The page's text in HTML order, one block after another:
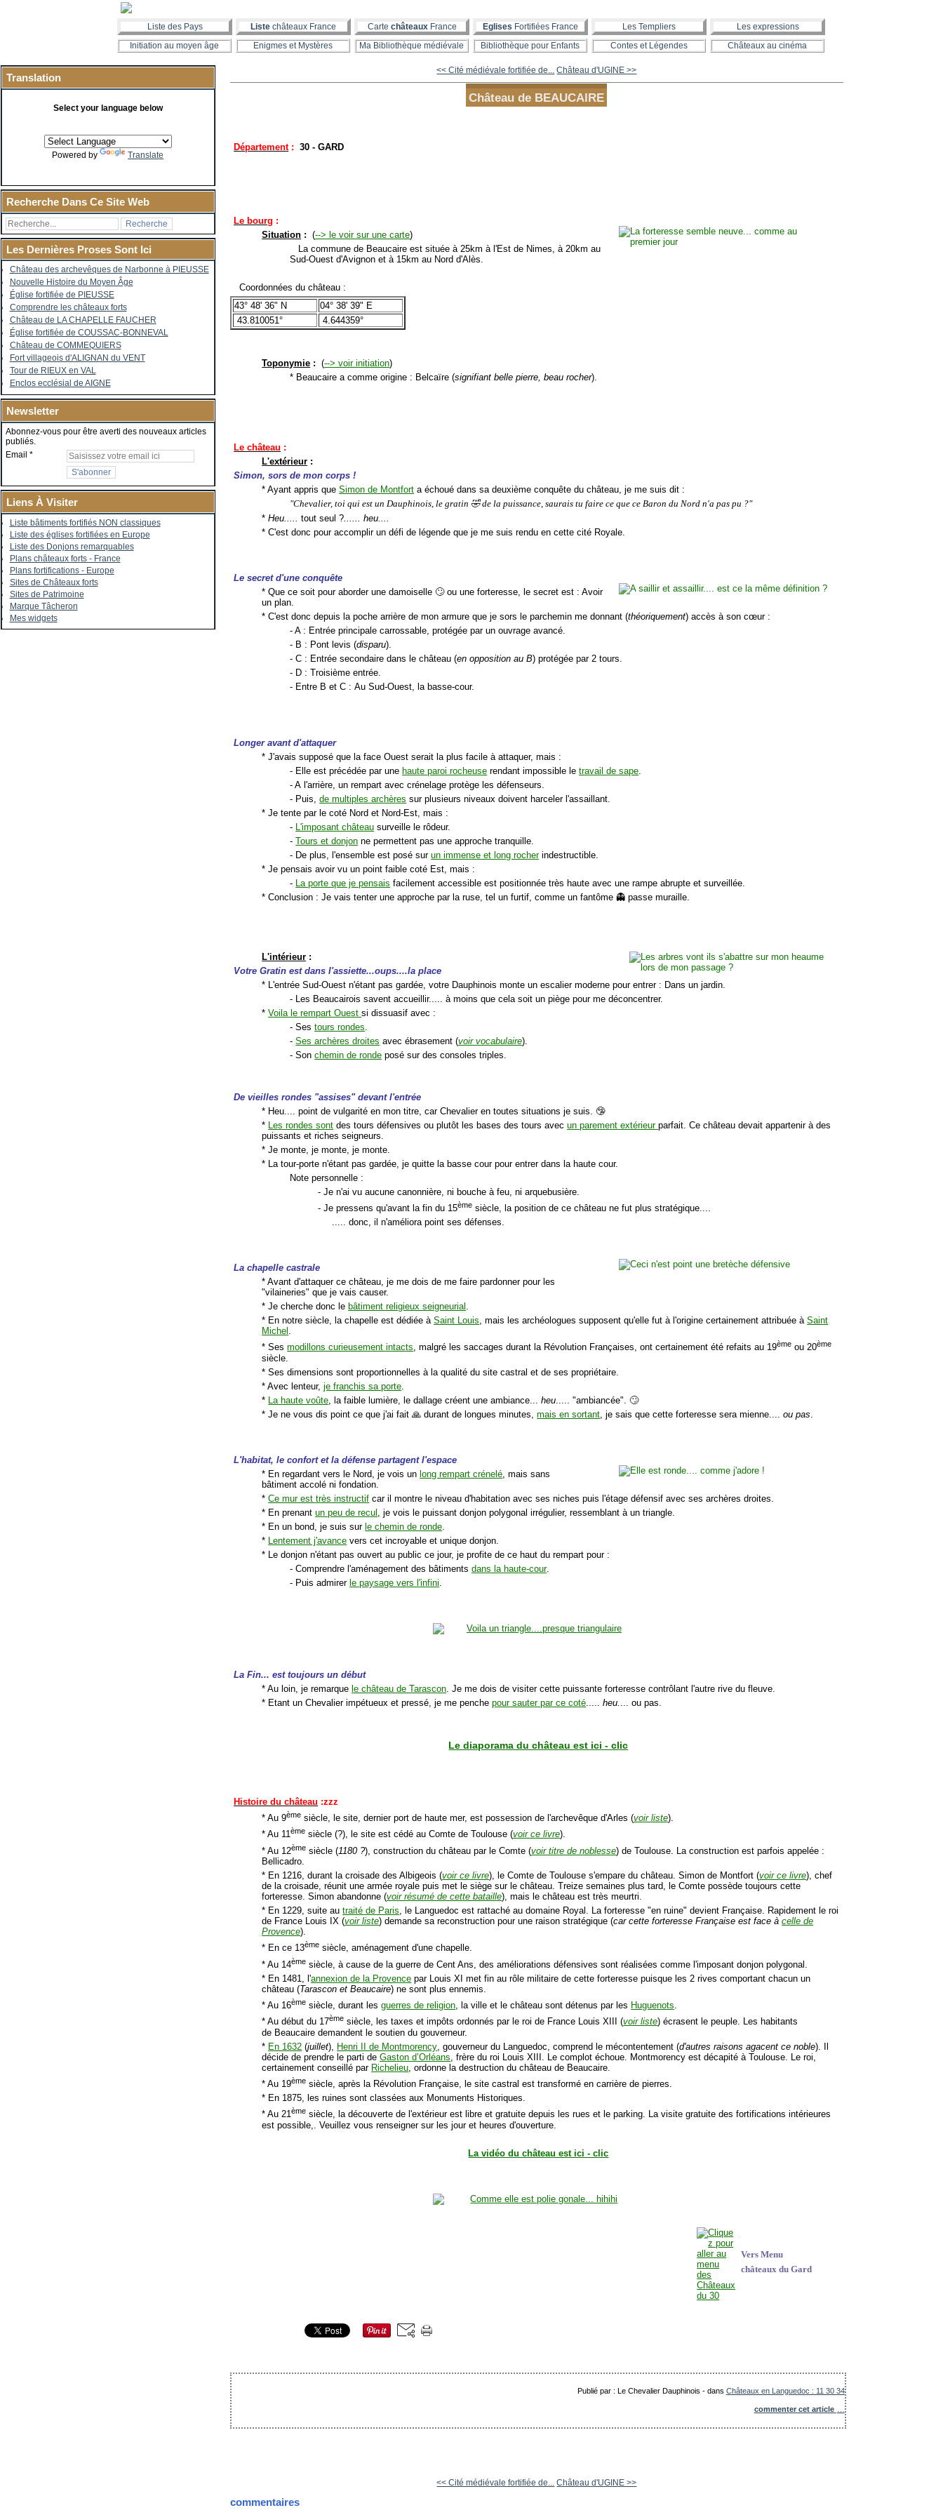
Liste des Pays Liste châteaux France Carte châteauxFrance Eglises Fortifiées France Les Templiers
Les expressions
Initiation au moyen âge
Enigmes et Mystères Ma Bibliothèque médiévale Bibliothèque pour Enfants Contes et Légendes Châteaux au cinéma
Translation
Select your language below
Powered by Translate
Recherche Dans Ce Site Web
Les Dernières Proses Sont Ici
Château des archevêques de Narbonne à PIEUSSE
Nouvelle Histoire du Moyen Âge
Église fortifiée de PIEUSSE
Comprendre les châteaux forts
Château de LA CHAPELLE FAUCHER
Église fortifiée de COUSSAC-BONNEVAL
Château de COMMEQUIERS
Fort villageois d'ALIGNAN du VENT
Tour de RIEUX en VAL
Enclos ecclésial de AIGNE
Newsletter
Abonnez-vous pour être averti des nouveaux articles
publiés.
Email
Liens À Visiter
Liste bâtiments fortifiés NON classiques
Liste des églises fortifiées en Europe
Liste des Donjons remarquables
Plans châteaux forts - France
Plans fortifications - Europe
Sites de Châteaux forts
Sites de Patrimoine
Marque Tâcheron
Mes widgets
<< Cité médiévale fortifiée de... Château d'UGINE >>
Château de BEAUCAIRE
Département : 30 - GARD
Le bourg :
Situation :(--> le voir sur une carte)
La commune de Beaucaire est située à 25km à l'Est de Nimes, à 20km au
Sud-Ouest d'Avignon et à 15km au Nord d'Alès.
Coordonnées du château :
43° 48' 36" N
04° 38' 39" E
43.810051°
4.644359°
Toponymie :(--> voir initiation)
* Beaucaire a comme origine : Belcaïre (signifiant belle pierre, beau rocher).
Le château :
L'extérieur :
Simon, sors de mon corps !
* Ayant appris queSimon de Montfort a échoué dans sa deuxième conquête du château, je me suis dit :
"Chevalier, toi qui est un Dauphinois, le gratin 🤣 de la puissance, saurais tu faire ce que ce Baron du Nord n'a pas pu ?"
*Heu..... tout seul ? ...... heu....
* C'est donc pour accomplir un défi de légende que je me suis rendu en cette cité Royale.
Le secret d'une conquête
* Que ce soit pour aborder une damoiselle 🙄 ou une forteresse, le secret est : Avoir
un plan.
* C'est donc depuis la poche arrière de mon armure que je sors le parchemin me donnant (théoriquement) accès à son cœur :
- A : Entrée principale carrossable, protégée par un ouvrage avancé.
- B : Pont levis (disparu).
- C : Entrée secondaire dans le château (en opposition au B) protégée par 2 tours.
- D : Troisième entrée.
- Entre B et C : Au Sud-Ouest, la basse-cour.
Longer avant d'attaquer
* J'avais supposé que la face Ouest serait la plus facile à attaquer, mais :
- Elle est précédée par une haute paroi rocheuse rendant impossible letravail de sape
- A l'arrière, un rempart avec crénelage protège les défenseurs.
- Puis,de multiples archères sur plusieurs niveaux doivent harceler l'assaillant.
* Je tente par le coté Nord et Nord-Est, mais :
-
L'imposant château surveille le rôdeur.
-Tours et donjon ne permettent pas une approche tranquille.
- De plus, l'ensemble est posé surun immense et long rocherindestructible.
* Je pensais avoir vu un point faible coté Est, mais :
-
La porte que je pensais facilement accessible est positionnée très haute avec une rampe abrupte et surveillée.
* Conclusion : Je vais tenter une approche par la ruse, tel un furtif, comme un fantôme 👻 passe muraille.
L'intérieur :
Votre Gratin est dans l'assiette...oups....la place
* L'entrée Sud-Ouest n'étant pas gardée, votre Dauphinois monte un escalier moderne pour entrer : Dans un jardin.
- Les Beaucairois savent accueillir..... à moins que cela soit un piège pour me déconcentrer.
*Voila le rempart Ouestsi dissuasif avec :
- Sestours rondes
-Ses archères droites avec ébrasement (voir vocabulaire).
- Sonchemin de ronde posé sur des consoles triples.
De vieilles rondes "assises" devant l'entrée
* Heu.... point de vulgarité en mon titre, car Chevalier en toutes situations je suis. 🤥
*
Les rondes sont des tours défensives ou plutôt les bases des tours avecun parement extérieurparfait. Ce château devait appartenir à des
puissants et riches seigneurs.
* Je monte, je monte, je monte.
* La tour-porte n'étant pas gardée, je quitte la basse cour pour entrer dans la haute cour.
Note personnelle :
- Je n'ai vu aucune canonnière, ni bouche à feu, ni arquebusière.
- Je pressens qu'avant la fin du 15ème siècle, la position de ce château ne fut plus stratégique....
..... donc, il n'améliora point ses défenses.
La chapelle castrale
* Avant d'attaquer ce château, je me dois de me faire pardonner pour les
"vilaineries" que je vais causer.
* Je cherche donc le bâtiment religieux seigneurial .
* En notre siècle, la chapelle est dédiée àSaint Louis, mais les archéologues supposent qu'elle fut à l'origine certainement attribuée àSaint
Michel .
* Sesmodillons curieusement intacts, malgré les saccages durant la Révolution Françaises, ont certainement été refaits au 19ème ou 20ème
siècle.
* Ses dimensions sont proportionnelles à la qualité du site castral et de ses propriétaire.
* Avec lenteur,je franchis sa porte
*
La haute voûte , la faible lumière, le dallage créent une ambiance...heu ..... "ambiancée". 🙄
* Je ne vous dis point ce que j'ai fait 🙏 durant de longues minutes,mais en sortant , je sais que cette forteresse sera mienne....ou pas
L'habitat, leconfortet la défense partagent l'espace
* En regardant vers le Nord, je vois un long rempart crénelé , mais sans
bâtiment accolé ni fondation.
*Ce mur est très instructif car il montre le niveau d'habitation avec ses niches puis l'étage défensif avec ses archères droites.
* En prenantun peu de recul
, je vois le puissant donjon polygonal irrégulier, ressemblant à un triangle.
* En un bond, je suis sur le chemin de ronde
*
Lentement j'avance vers cet incroyable et unique donjon.
* Le donjon n'étant pas ouvert au public ce jour, je profite de ce haut du rempart pour :
- Comprendre l'aménagement des bâtimentsdans la haute-cour.
- Puis admirer le paysage vers l'infini
La Fin... est toujours un début
* Au loin, je remarque le château de Tarascon . Je me dois de visiter cette puissante forteresse contrôlant l'autre rive du fleuve.
* Etant un Chevalier impétueux et pressé, je me penchepour sauter par ce coté heu. ... ou pas.
Le diaporama du château est ici - clic
Histoire du château :zzz
* Au 9ème siècle, le site, dernier port de haute mer, est possession de l'archevêque d'Arles (voir liste).
* Au 11ème siècle (?), le site est cédé au Comte de Toulouse (voir ce livre).
* Au 12ème siècle (1180 ?), construction du château par le Comte (voir titre de noblesse) de Toulouse. La construction est parfois appelée :
Bellicadro.
* En 1216, durant la croisade des Albigeois (voir ce livre), le Comte de Toulouse s'empare du château. Simon de Montfort (voir ce livre), chef
de la croisade, réunit une armée royale puis met le siège sur le château. Treize semaines plus tard, le Comte possède toujours cette
forteresse. Simon abandonne (voir résumé de cette bataille), mais le château est très meurtri.
* En 1229, suite autraité de Paris, le Languedoc est rattaché au domaine Royal. La forteresse "en ruine" devient Française. Rapidement le roi
de France Louis IX (voir liste) demande sa reconstruction pour une raison stratégique (car cette forteresse Française est face àcelle de
Provence).
* En ce 13ème siècle, aménagement d'une chapelle.
* Au 14ème siècle, à cause de la guerre de Cent Ans, des améliorations défensives sont réalisées comme l'imposant donjon polygonal.
* En 1481, l'annexion de la Provence par Louis XI met fin au rôle militaire de cette forteresse puisque les 2 rives comportant chacun un
château (Tarascon et Beaucaire) ne sont plus ennemis.
* Au 16ème siècle, durant lesguerres de religion, la ville et le château sont détenus par les Huguenots.
* Au début du 17ème siècle, les taxes et impôts ordonnés par le roi de France Louis XIII (voir liste) écrasent le peuple. Les habitants
de Beaucaire demandent le soutien du gouverneur.
* En 1632 (juillet), Henri II de Montmorency , gouverneur du Languedoc, comprend le mécontentement (d'autres raisons agacent ce noble). Il
décide de prendre le parti deGaston d’Orléans , frère du roi Louis XIII. Le complot échoue. Montmorency est décapité à Toulouse. Le roi,
certainement conseillé par Richelieu , ordonne la destruction du château de Beaucaire.
* Au 19ème siècle, après la Révolution Française, le site castral est transformé en carrière de pierres.
* En 1875, les ruines sont classées aux Monuments Historiques.
* Au 21ème siècle, la découverte de l'extérieur est libre et gratuite depuis les rues et le parking. La visite gratuite des fortifications intérieures
est possible,. Veuillez vous renseigner sur les jour et heures d'ouverture.
La vidéo du château est ici - clic
Vers Menu
châteaux du Gard
Publié par : Le Chevalier Dauphinois -dans Châteaux en Languedoc : 11 30 34
commenter cet article
<< Cité médiévale fortifiée de... Château d'UGINE >>
commentaires